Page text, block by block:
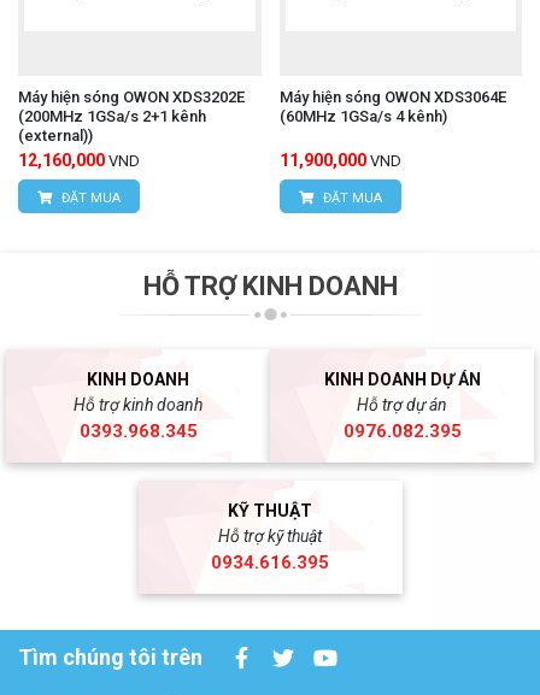
Máy hiện sóng OWON XDS3202E
(200MHz 1GSa/s 2+1 kênh
(external))
12,160,000 VND
ĐẶT MUA
Máy hiện sóng OWON XDS3064E
(60MHz 1GSa/s 4 kênh)
11,900,000 VND
ĐẶT MUA
HỖ TRỢ KINH DOANH
KINH DOANH
Hỗ trợ kinh doanh
0393.968.345
KINH DOANH DỰ ÁN
Hỗ trợ dự án
0976.082.395
KỸ THUẬT
Hỗ trợ kỹ thuật
0934.616.395
Tìm chúng tôi trên